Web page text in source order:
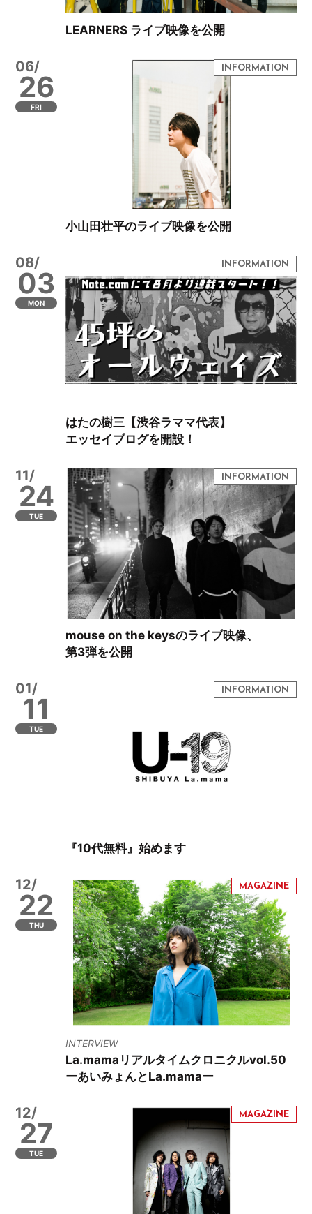
LEARNERS ライブ映像を公開
06/
26
FRI
小山田壮平のライブ映像を公開
08/
03
MON
はたの樹三【渋谷ラママ代表】
エッセイブログを開設！
11/
24
TUE
mouse on the keysのライブ映像、
第3弾を公開
01/
11
TUE
『10代無料』始めます
12/
22
THU
INTERVIEW
La.mamaリアルタイムクロニクルvol.50
ーあいみょんとLa.mamaー
12/
27
TUE